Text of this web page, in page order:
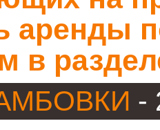
аренды
в
-